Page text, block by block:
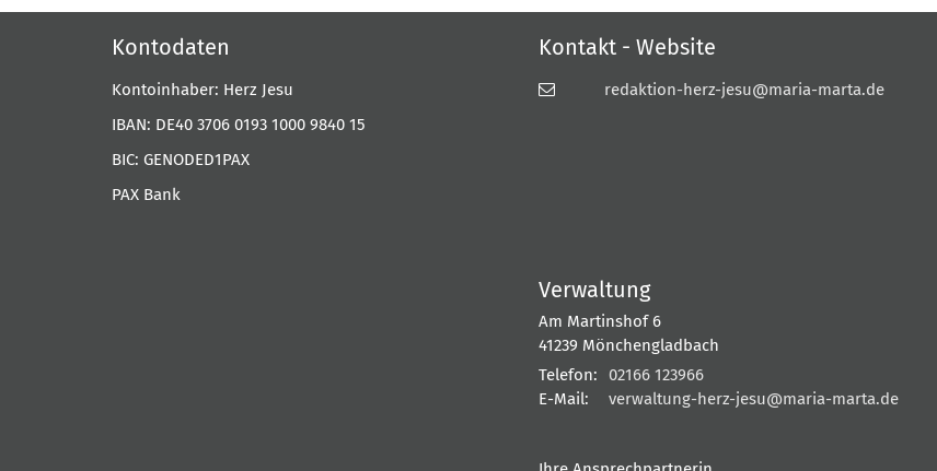
Kontodaten
Kontoinhaber: Herz Jesu
IBAN: DE40 3706 0193 1000 9840 15
BIC: GENODED1PAX
PAX Bank
Kontakt - Website
redaktion-herz-jesu@maria-marta.de
Verwaltung
Am Martinshof 6
41239 Mönchengladbach
Telefon:
02166 123966
E-Mail:
verwaltung-herz-jesu@maria-marta.de